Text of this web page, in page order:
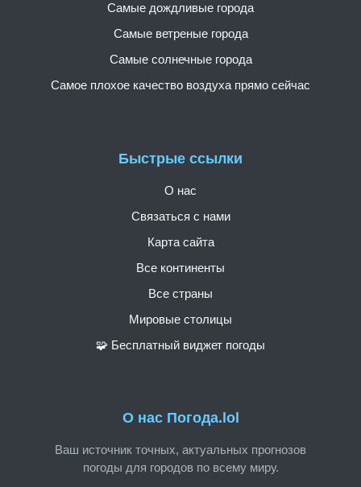
О нас Погода.lol
Ваш источник точных, актуальных прогнозов
погоды для городов по всему миру.
Быстрые ссылки
О нас
Связаться с нами
Карта сайта
Все континенты
Все страны
Мировые столицы
🧩 Бесплатный виджет погоды
Самые дождливые города
Самые ветреные города
Самые солнечные города
Самое плохое качество воздуха прямо сейчас